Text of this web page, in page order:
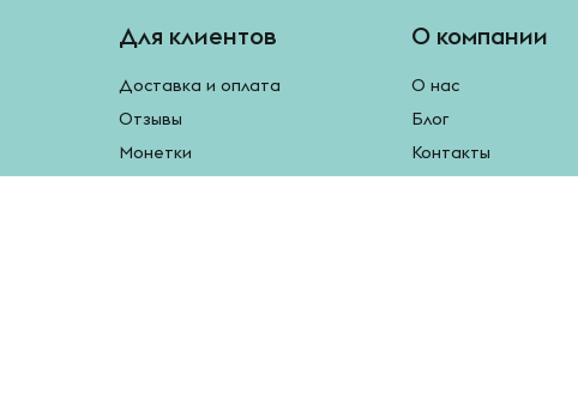
Для клиентов
Доставка и оплата
Отзывы
Монетки
О компании
О нас
Блог
Контакты